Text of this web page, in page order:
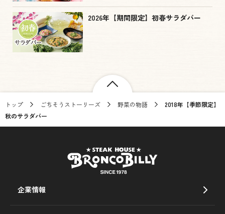
2026年【期間限定】初春サラダバー
トップ ごちそうストーリーズ 野菜の物語
2018年【季節限定】
秋のサラダバー
企業情報